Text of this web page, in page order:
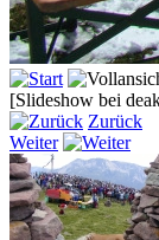
[Slideshow bei
Zurück
Weiter